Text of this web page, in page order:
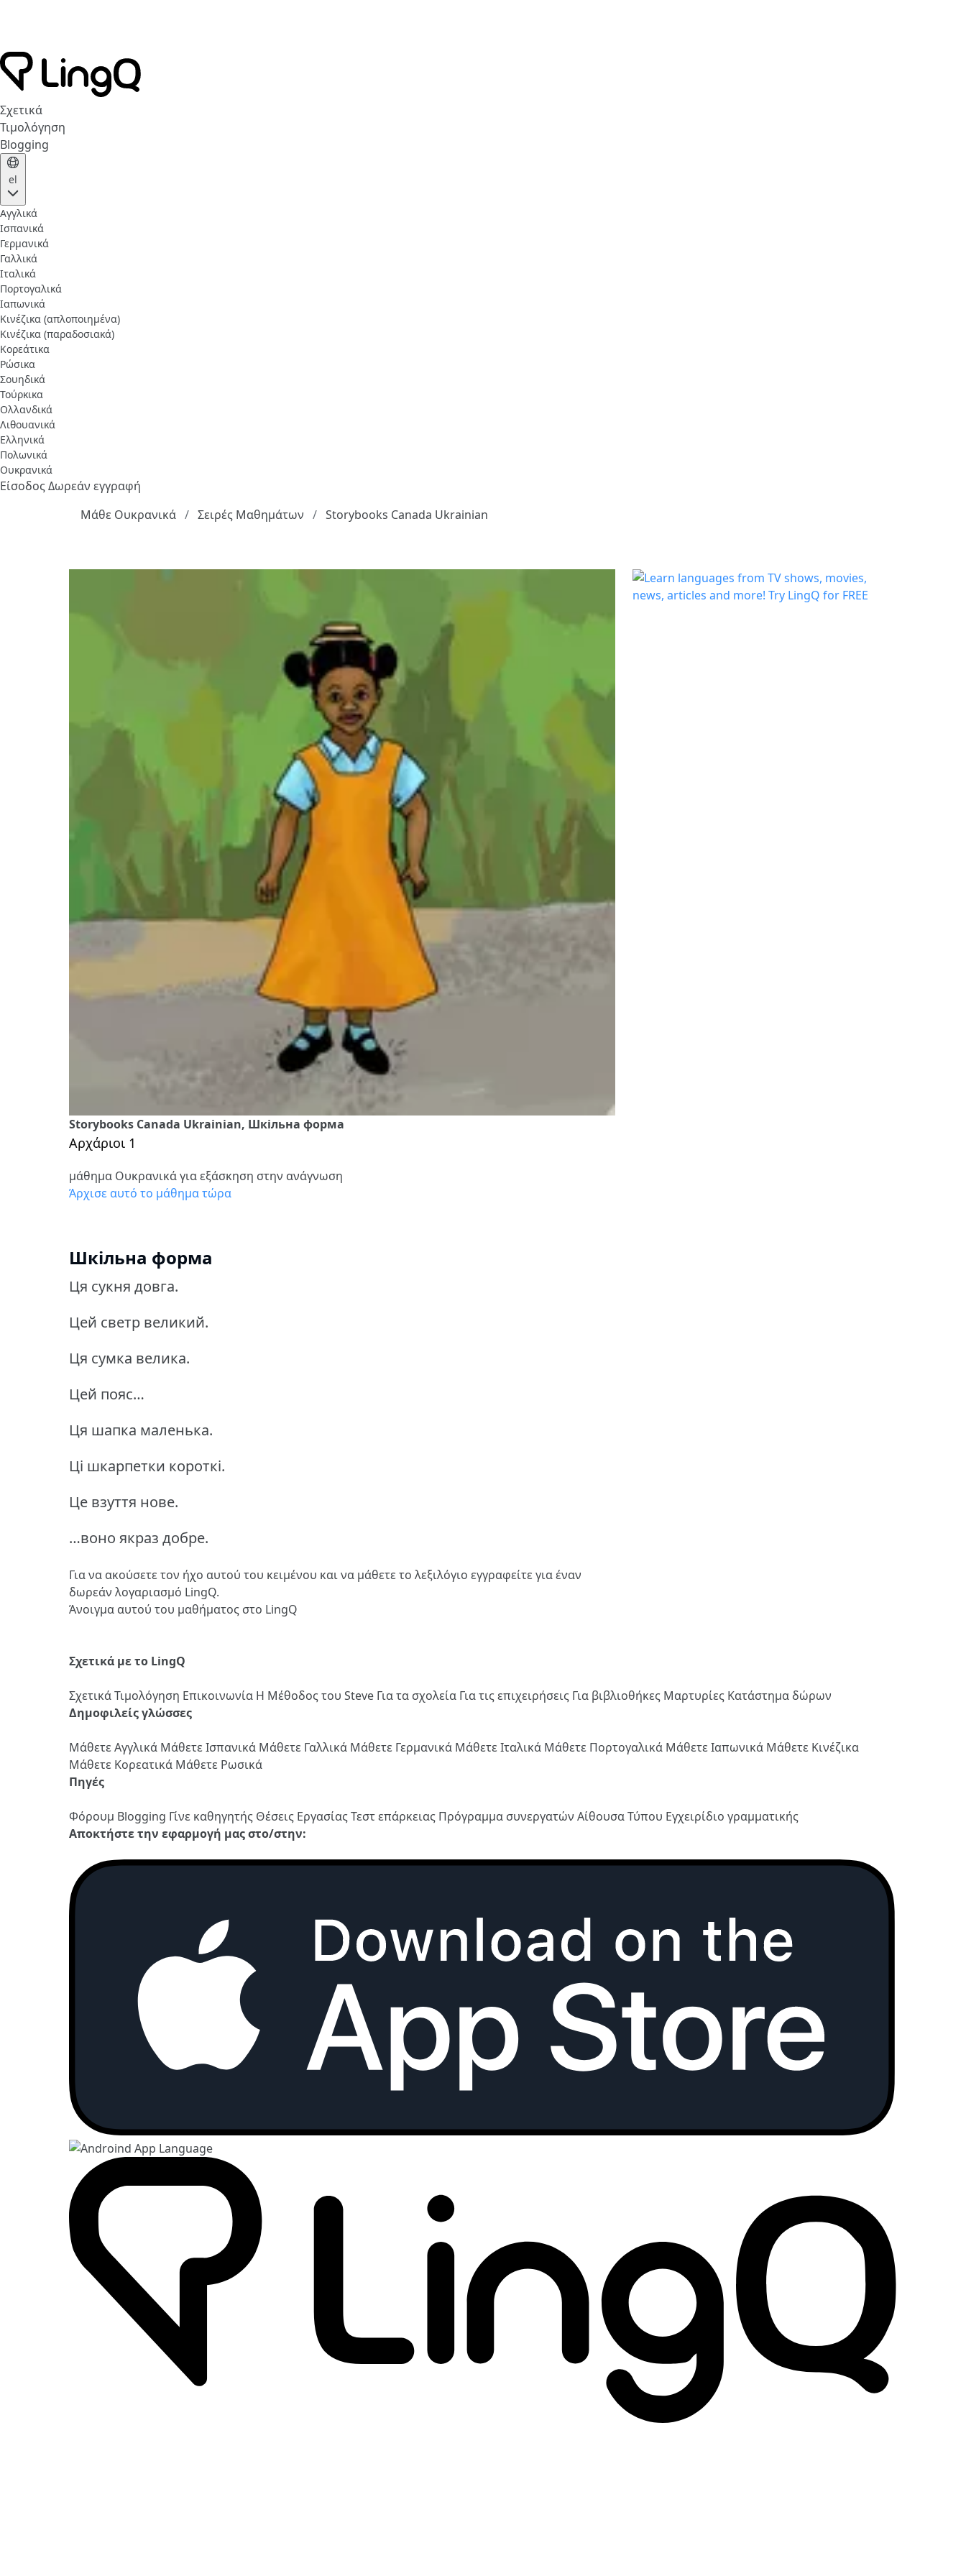
Σχετικά
Τιμολόγηση
Blogging
el
Αγγλικά
Ισπανικά
Γερμανικά
Γαλλικά
Ιταλικά
Πορτογαλικά
Ιαπωνικά
Κινέζικα (απλοποιημένα)
Κινέζικα (παραδοσιακά)
Κορεάτικα
Ρώσικα
Σουηδικά
Τούρκικα
Ολλανδικά
Λιθουανικά
Ελληνικά
Πολωνικά
Ουκρανικά
ΕίσοδοςΔωρεάν εγγραφή
Μάθε Ουκρανικά
Σειρές Μαθημάτων Storybooks Canada Ukrainian
Storybooks Canada Ukrainian, Шкільна форма
Αρχάριοι 1
μάθημα Ουκρανικά για εξάσκηση στην ανάγνωση
Άρχισε αυτό το μάθημα τώρα
Шкільна форма
Ця сукня довга.
Цей светр великий.
Ця сумка велика.
Цей пояс…
Ця шапка маленька.
Ці шкарпетки короткі.
Це взуття нове.
…воно якраз добре.
Για να ακούσετε τον ήχο αυτού του κειμένου και να μάθετε το λεξιλόγιο εγγραφείτε για έναν
δωρεάν λογαριασμό LingQ.
Άνοιγμα αυτού του μαθήματος στο LingQ
Σχετικά με το LingQ
ΣχετικάΤιμολόγηση Επικοινωνία Η Μέθοδος του Steve Για τα σχολεία Για τις επιχειρήσεις Για βιβλιοθήκες Μαρτυρίες Κατάστημα δώρων
Δημοφιλείς γλώσσες
Μάθετε Αγγλικά Μάθετε Ισπανικά Μάθετε Γαλλικά Μάθετε Γερμανικά Μάθετε Ιταλικά Μάθετε Πορτογαλικά Μάθετε Ιαπωνικά Μάθετε Κινέζικα
Μάθετε Κορεατικά Μάθετε Ρωσικά
Πηγές
Φόρουμ Blogging Γίνε καθηγητής Θέσεις ΕργασίαςΤεστ επάρκειας Πρόγραμμα συνεργατών Αίθουσα Τύπου Εγχειρίδιο γραμματικής
Αποκτήστε την εφαρμογή μας στο/στην: